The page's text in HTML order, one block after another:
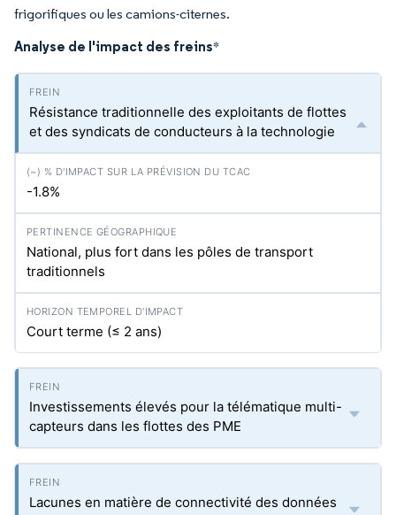
frigorifiques ou les camions-citernes.
Analyse de l'impact des freins*
Résistance traditionnelle des exploitants de flottes
et des syndicats de conducteurs à la technologie
-1.8%
National, plus fort dans les pôles de transport
traditionnels
Court terme (≤ 2 ans)
Investissements élevés pour la télématique multi-
capteurs dans les flottes des PME
Lacunes en matière de connectivité des données